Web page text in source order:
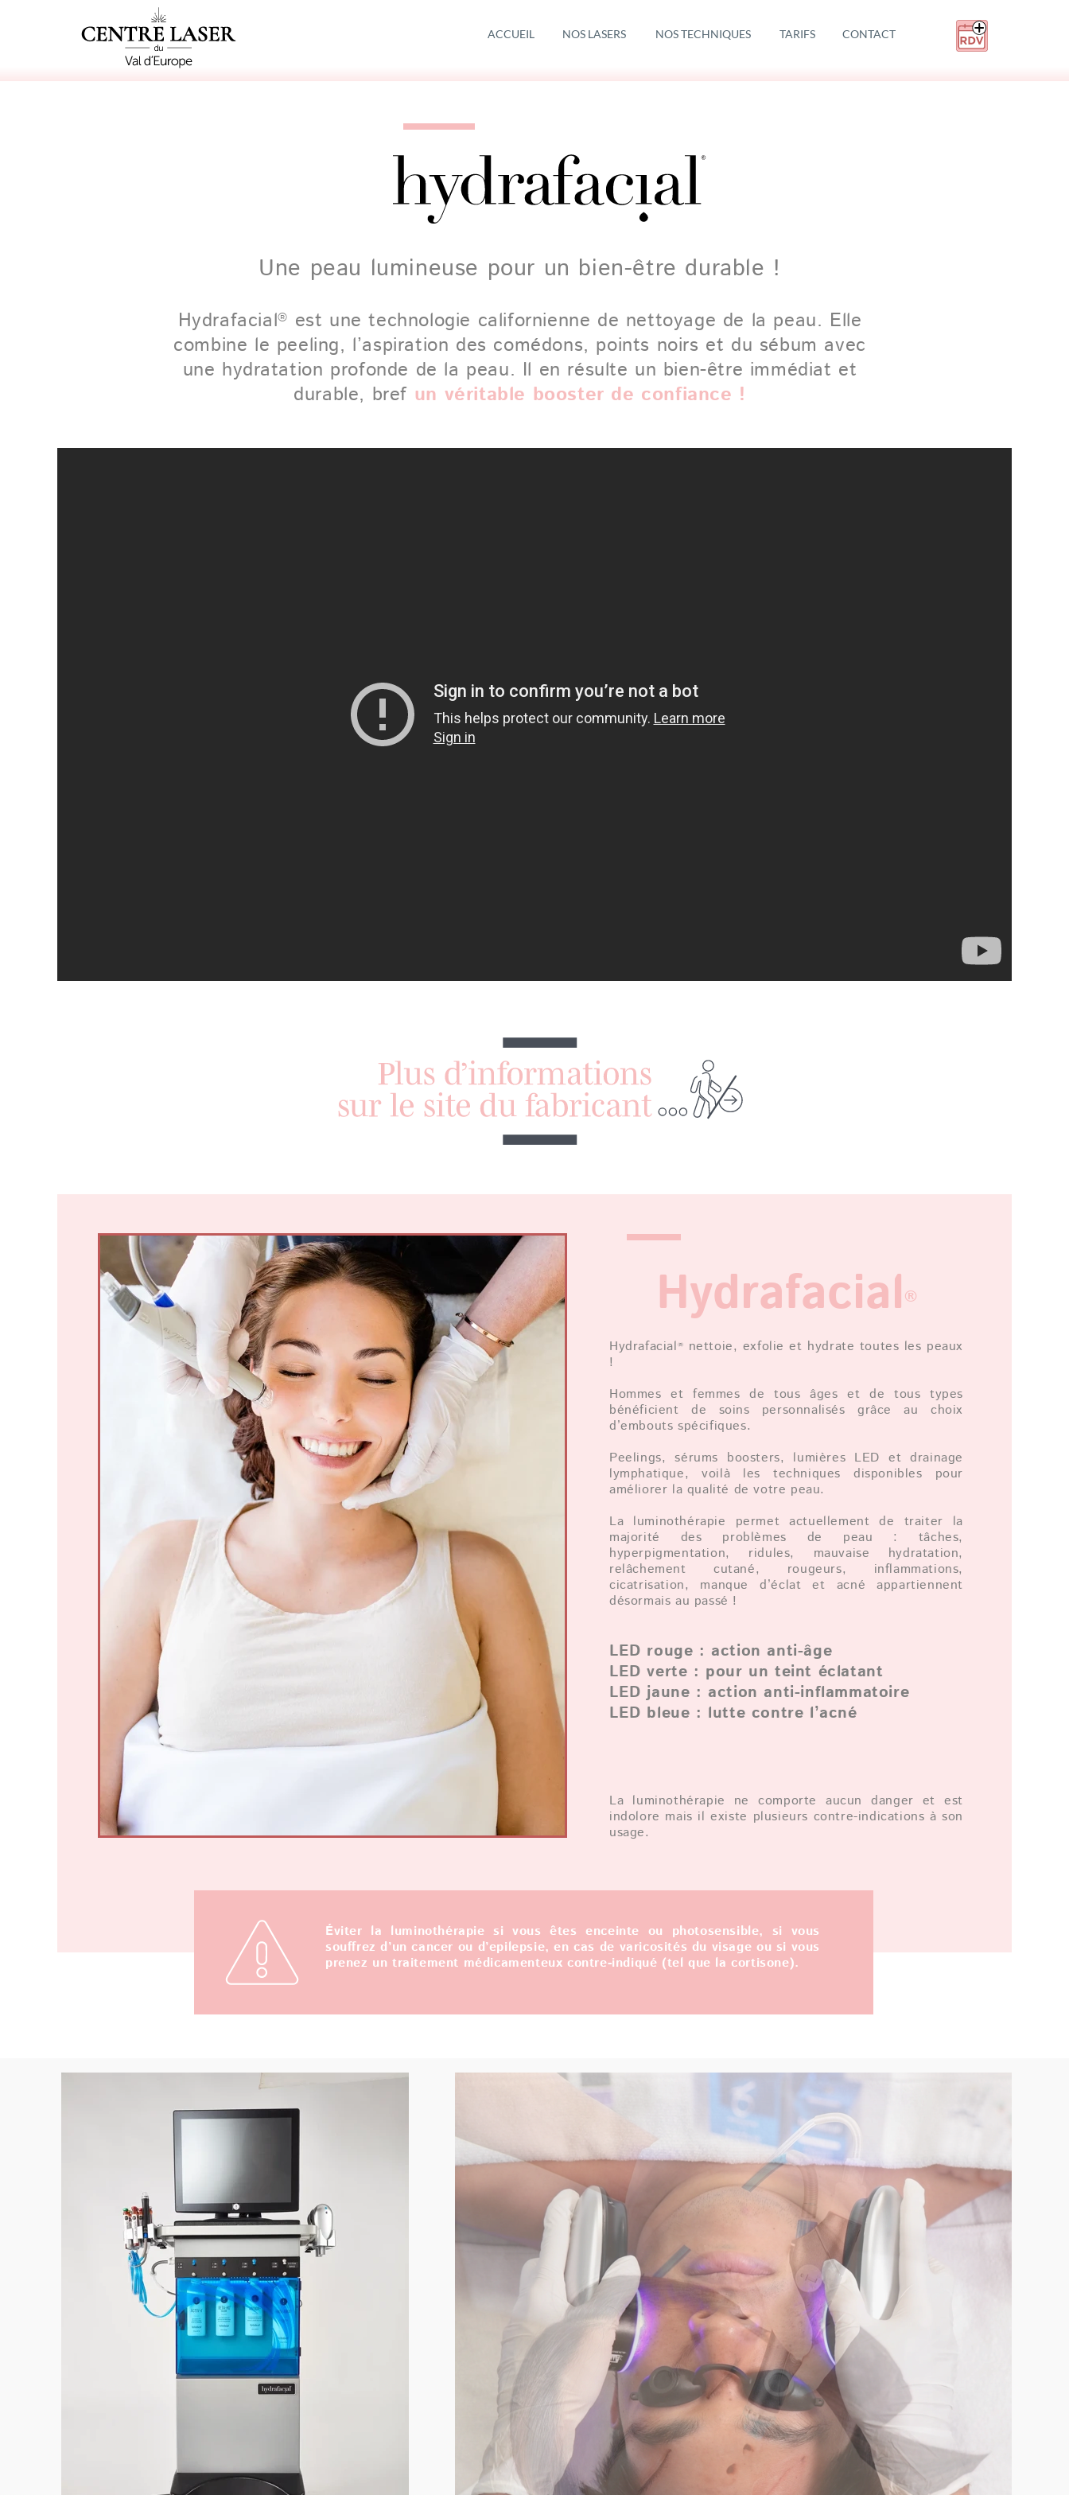
ACCUEIL NOS LASERS NOS TECHNIQUES TARIFS CONTACT
Une peau lumineuse pour un bien-être durable !
Hydrafacial® est une technologie californienne de nettoyage de la peau. Elle
combine le peeling, l’aspiration des comédons, points noirs et du sébum avec
une hydratation profonde de la peau. Il en résulte un bien-être immédiat et
durable, bref un véritable booster de confiance !
Hydrafacial®
Hydrafacial®
nettoie, exfolie et hydrate toutes les peaux
!
Hommes et femmes de tous âges et de tous types
bénéficient de soins personnalisés grâce au choix
d’embouts spécifiques.
Peelings, sérums boosters, lumières LED et drainage
lymphatique, voilà les techniques disponibles pour
améliorer la qualité de votre peau.
La luminothérapie permet actuellement de traiter la
majorité des problèmes de peau : tâches,
hyperpigmentation, ridules, mauvaise hydratation,
relâchement cutané, rougeurs, inflammations,
cicatrisation, manque d’éclat et acné appartiennent
désormais au passé !
LED rouge : action anti-âge
LED verte : pour un teint éclatant
LED jaune : action anti-inflammatoire
LED bleue : lutte contre l’acné
La luminothérapie ne comporte aucun danger et est
indolore mais il existe plusieurs contre-indications à son
usage.
Éviter la luminothérapie si vous êtes enceinte ou photosensible, si vous
souffrez d’un cancer ou d’epilepsie, en cas de varicosités du visage ou si vous
prenez un traitement médicamenteux contre-indiqué (tel que la cortisone).